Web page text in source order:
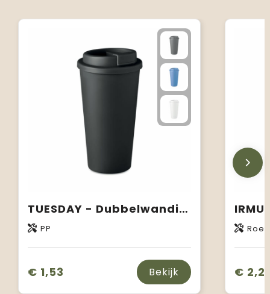
TUESDAY - Dubbelwandige drinkbeker 450 ml
PP
€ 1,53 Bekijk €